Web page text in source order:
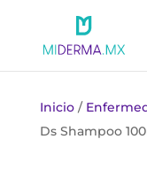
Inicio/
Ds Shampoo